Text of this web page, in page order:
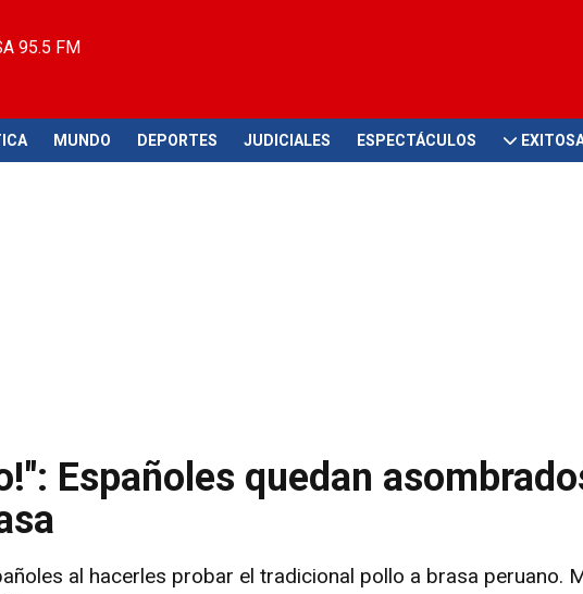
95.5 FM
MUNDO DEPORTES JUDICIALES ESPECTÁCULOS
Españoles quedan
al hacerles probar el tradicional pollo a brasa peruano.